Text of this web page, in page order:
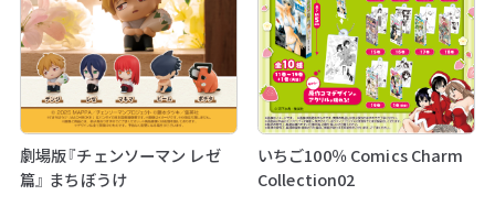
劇場版『チェンソーマン レゼ
篇』 まちぼうけ
いちご100％ Comics Charm
Collection02